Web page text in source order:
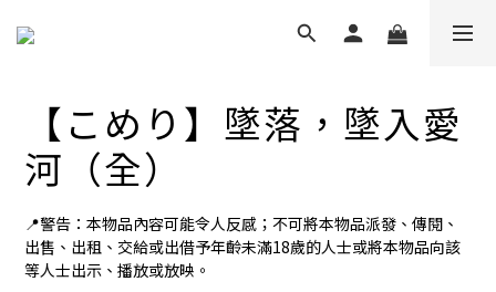
【こめり】墜落，墜入愛
河（全）
📍警告：本物品內容可能令人反感；不可將本物品派發、傳閱、
出售、出租、交給或出借予年齡未滿18歲的人士或將本物品向該
等人士出示、播放或放映。